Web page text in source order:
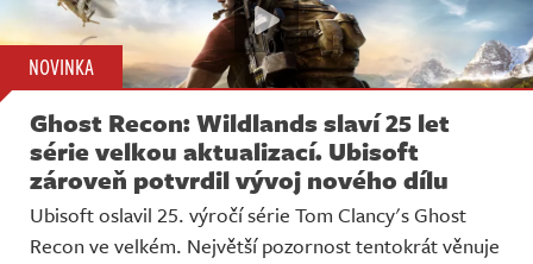
NOVINKA
Ghost Recon: Wildlands slaví 25 let
série velkou aktualizací. Ubisoft
zároveň potvrdil vývoj nového dílu
Ubisoft oslavil 25. výročí série Tom Clancy's Ghost
Recon ve velkém. Největší pozornost tentokrát věnuje